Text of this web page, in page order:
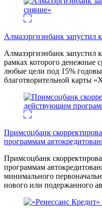
Алмазэргиэнбанк запустил
Алмазэргиэнбанк запустил
рамках которого денежные
любые цели под 15%
благотворительной карты
Примсоцбанк
программам
Примсоцбанк
программам
минимального
нового или подержанного